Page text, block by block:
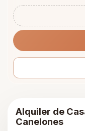
Alquiler de
Canelones